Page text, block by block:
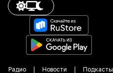
Радио Новости Подкасты